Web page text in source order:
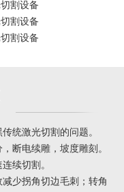
统激光切割的问题。
断电续雕，坡度雕刻。
连续切割。
少拐角切边毛刺；转角